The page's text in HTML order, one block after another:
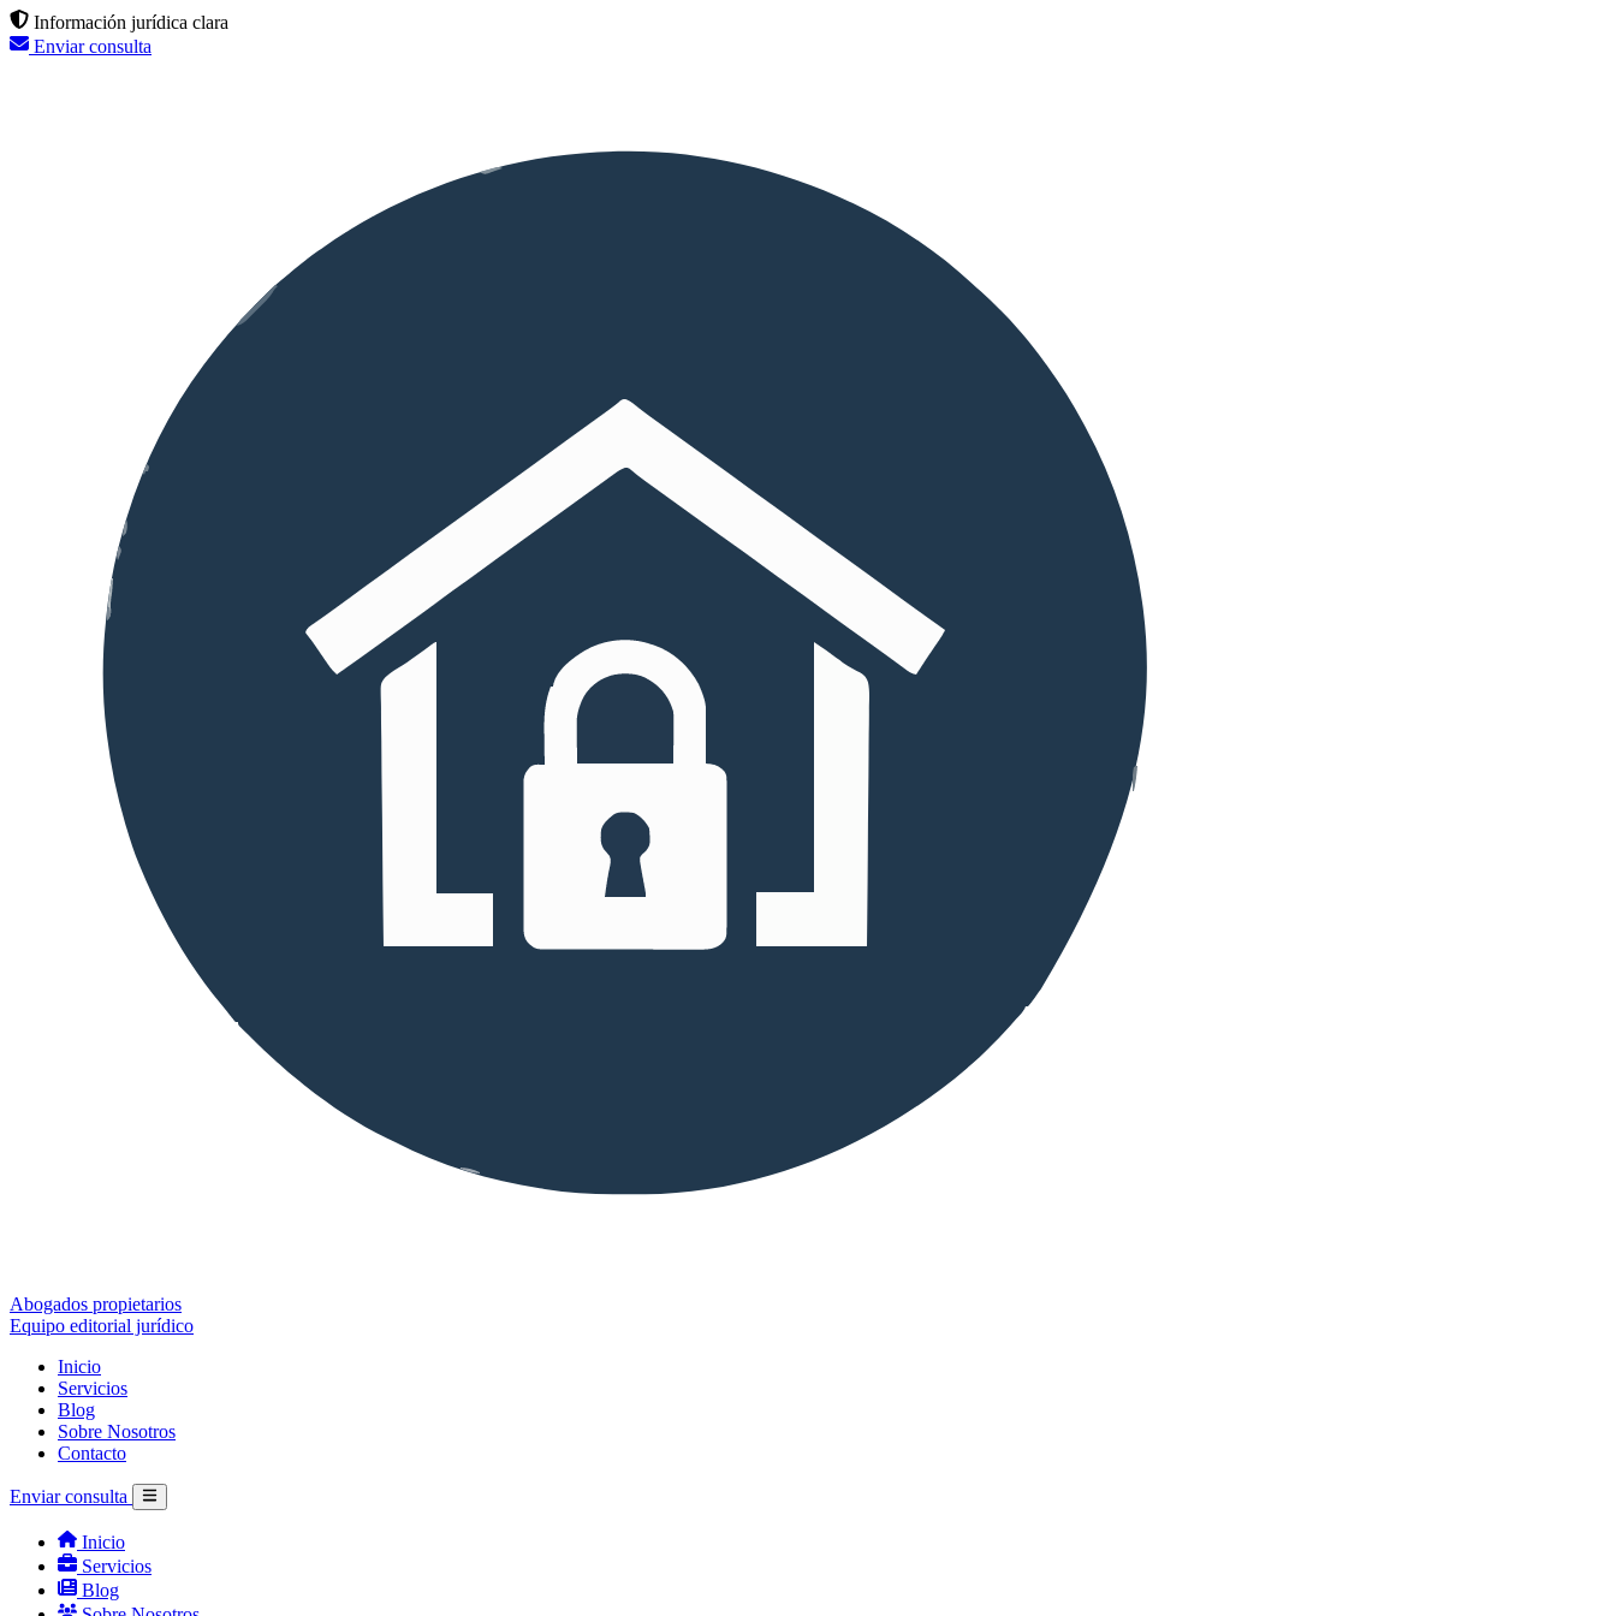
Información jurídica clara
Enviar consulta
Abogados propietarios
Equipo editorial jurídico
Inicio
Servicios
Blog
Sobre Nosotros
Contacto
Enviar consulta
Inicio
Servicios
Blog